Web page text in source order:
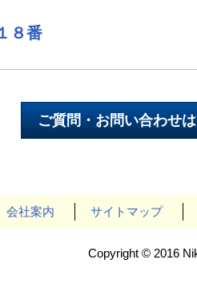
８番
会社案内 サイトマップ
Copyright © 2016